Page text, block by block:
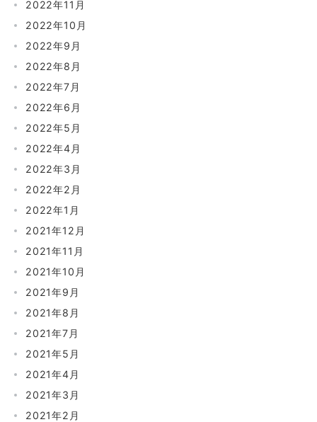
2022年11月
2022年10月
2022年9月
2022年8月
2022年7月
2022年6月
2022年5月
2022年4月
2022年3月
2022年2月
2022年1月
2021年12月
2021年11月
2021年10月
2021年9月
2021年8月
2021年7月
2021年5月
2021年4月
2021年3月
2021年2月